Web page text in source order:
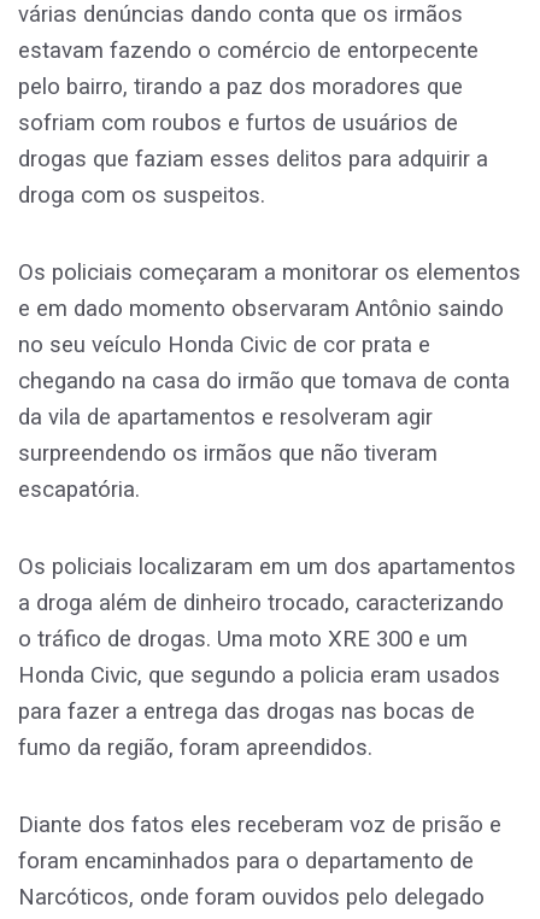
várias denúncias dando conta que os irmãos
estavam fazendo o comércio de entorpecente
pelo bairro, tirando a paz dos moradores que
sofriam com roubos e furtos de usuários de
drogas que faziam esses delitos para adquirir a
droga com os suspeitos.
Os policiais começaram a monitorar os elementos
e em dado momento observaram Antônio saindo
no seu veículo Honda Civic de cor prata e
chegando na casa do irmão que tomava de conta
da vila de apartamentos e resolveram agir
surpreendendo os irmãos que não tiveram
escapatória.
Os policiais localizaram em um dos apartamentos
a droga além de dinheiro trocado, caracterizando
o tráfico de drogas. Uma moto XRE 300 e um
Honda Civic, que segundo a policia eram usados
para fazer a entrega das drogas nas bocas de
fumo da região, foram apreendidos.
Diante dos fatos eles receberam voz de prisão e
foram encaminhados para o departamento de
Narcóticos, onde foram ouvidos pelo delegado